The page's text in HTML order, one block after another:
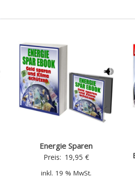
Energie Sparen
Preis: 19,95 €
inkl. 19 % MwSt.